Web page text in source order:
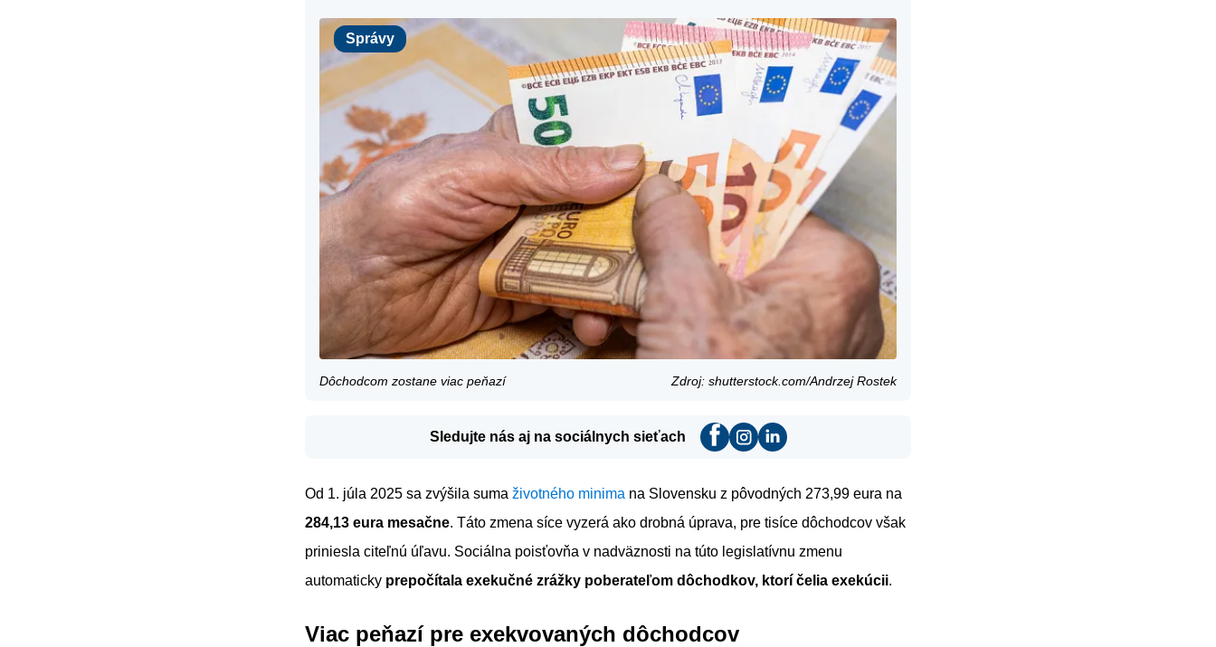
Správy
Správy
Dôchodcom zostane viac peňazí Zdroj: shutterstock.com/Andrzej Rostek
Sledujte nás aj na sociálnych sieťach
Od 1. júla 2025 sa zvýšila suma životného minima na Slovensku z pôvodných 273,99 eura na
284,13 eura mesačne. Táto zmena síce vyzerá ako drobná úprava, pre tisíce dôchodcov však
priniesla citeľnú úľavu. Sociálna poisťovňa v nadväznosti na túto legislatívnu zmenu
automaticky prepočítala exekučné zrážky poberateľom dôchodkov, ktorí čelia exekúcii.
Viac peňazí pre exekvovaných dôchodcov